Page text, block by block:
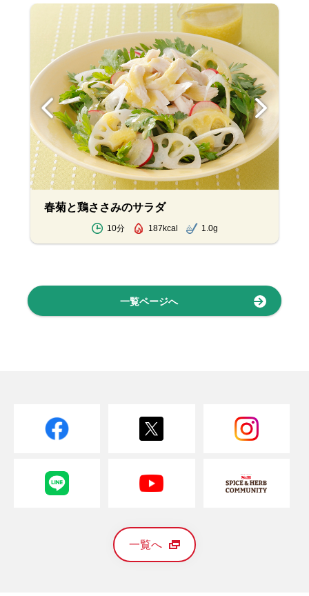
春菊と鶏ささみのサラダ
10分 187kcal 1.0g
一覧ページへ
一覧へ